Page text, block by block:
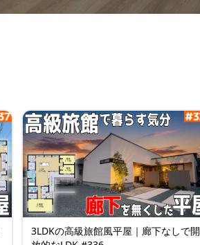
3LDKの高級旅館風平屋｜廊下なしで開